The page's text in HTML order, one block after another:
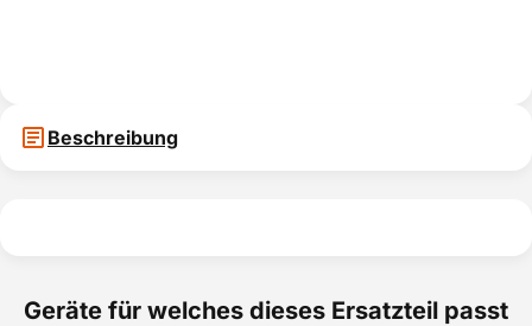
Beschreibung
Geräte für welches dieses Ersatzteil passt